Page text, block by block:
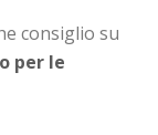
consiglio su
per le